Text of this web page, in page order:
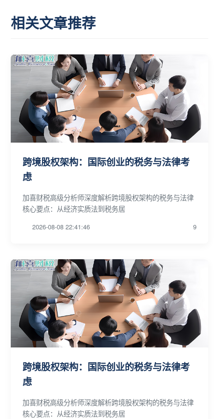
相关文章推荐
跨境股权架构：国际创业的税务与法律考
虑
加喜财税高级分析师深度解析跨境股权架构的税务与法律
核心要点：从经济实质法到税务居
2026-08-08 22:41:46 9
跨境股权架构：国际创业的税务与法律考
虑
加喜财税高级分析师深度解析跨境股权架构的税务与法律
核心要点：从经济实质法到税务居